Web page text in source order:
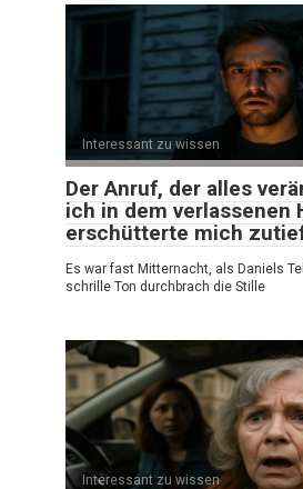
Interessant zu wissen
Der Anruf, der alles
ich in dem verlassenen
erschütterte mich
Es war fast Mitternacht, als Daniels
schrille Ton durchbrach die Stille
Interessant zu wissen